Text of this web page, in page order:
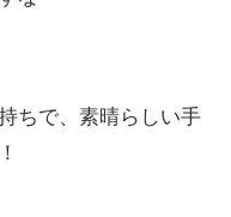
ちで、素晴らしい手